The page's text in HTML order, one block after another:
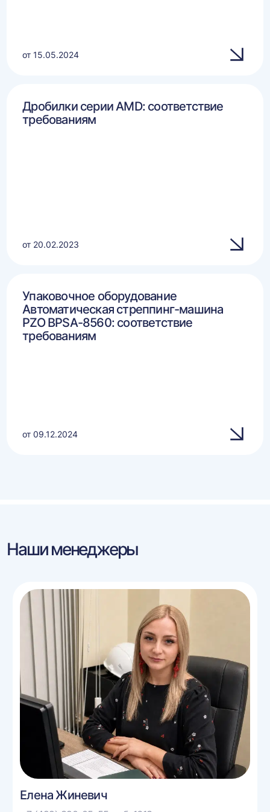
от 15.05.2024
Дробилки серии AMD: соответствие
требованиям
от 20.02.2023
Упаковочное оборудование
Автоматическая стреппинг-машина
PZO BPSA-8560: соответствие
требованиям
от 09.12.2024
Наши менеджеры
Елена Жиневич